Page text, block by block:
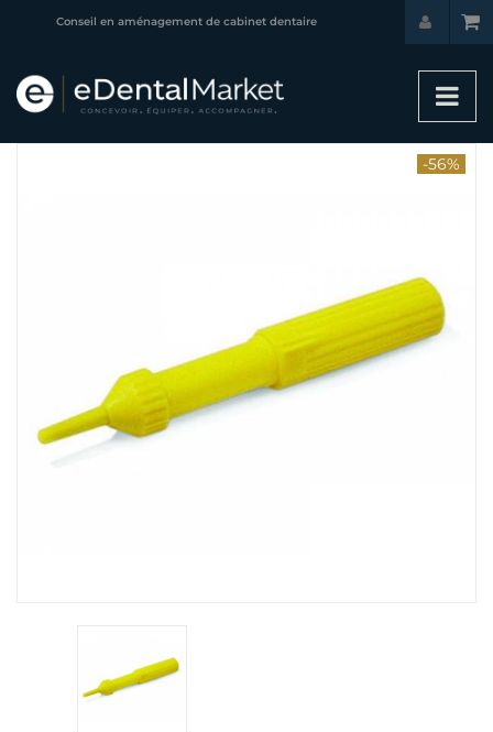
Conseil en aménagement de cabinet dentaire
-56%